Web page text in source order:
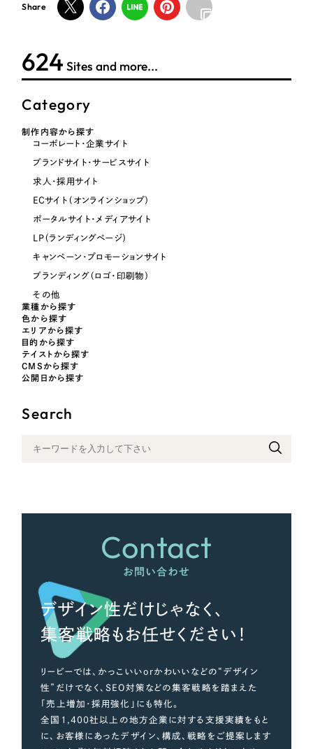
624 Sites and more...
Category
制作内容から探す
コーポレート・企業サイト
ブランドサイト・サービスサイト
求人・採用サイト
ECサイト（オンラインショップ）
ポータルサイト・メディアサイト
LP（ランディングページ）
キャンペーン・プロモーションサイト
ブランディング（ロゴ・印刷物）
その他
業種から探す
色から探す
エリアから探す
目的から探す
テイストから探す
CMSから探す
公開日から探す
Search
Share
Contact
お問い合わせ
デザイン性だけじゃなく、
集客戦略もお任せください！
リーピーでは、かっこいいorかわいいなどの“デザイン
性”だけでなく、SEO対策などの集客戦略を踏まえた
「売上増加・採用強化」にも特化。
全国1,400社以上の地方企業に対する支援実績をもと
に、お客様にあったデザイン、構成、戦略をご提案します